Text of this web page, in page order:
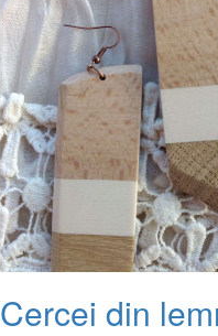
Cercei din